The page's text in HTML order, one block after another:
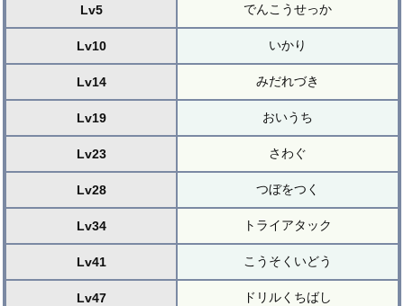
Lv5 でんこうせっか
Lv10 いかり
Lv14 みだれづき
Lv19 おいうち
Lv23 さわぐ
Lv28 つぼをつく
Lv34 トライアタック
Lv41 こうそくいどう
Lv47 ドリルくちばし